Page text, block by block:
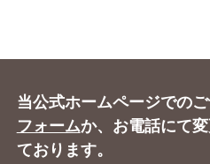
当公式ホームページでのご
フォームか、お電話にて
ております。